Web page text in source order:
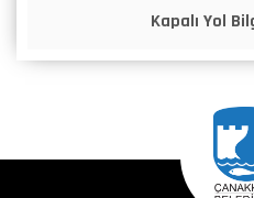
Kapalı Yol